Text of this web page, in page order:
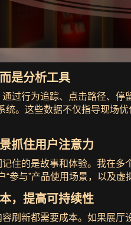
是分析工具
过行为追踪、点击路径、
统。这些数据不仅指导现场
抓住用户注意力
住的是故事和体验。我在
参与”产品使用场景，以及
，提高可持续性
刷新都需要成本。如果展